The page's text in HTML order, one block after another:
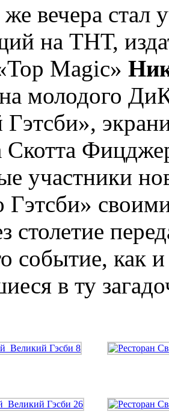
вечера стал
на ТНТ,
Magic»
молодого
Скотта
участники
Гэтсби»
столетие
как и
в ту